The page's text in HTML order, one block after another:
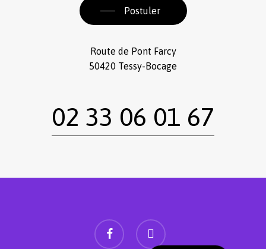
Postuler
Route de Pont Farcy
50420 Tessy-Bocage
02 33 06 01 67
facebook instagram